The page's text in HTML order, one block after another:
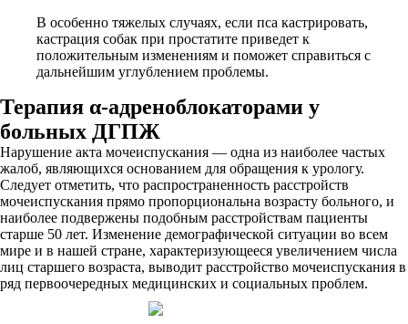
В особенно тяжелых случаях, если пса кастрировать,
кастрация собак при простатите приведет к
положительным изменениям и поможет справиться с
дальнейшим углублением проблемы.
Терапия α-адреноблокаторами у
больных ДГПЖ
Нарушение акта мочеиспускания — одна из наиболее частых
жалоб, являющихся основанием для обращения к урологу.
Следует отметить, что распространенность расстройств
мочеиспускания прямо пропорциональна возрасту больного, и
наиболее подвержены подобным расстройствам пациенты
старше 50 лет. Изменение демографической ситуации во всем
мире и в нашей стране, характеризующееся увеличением числа
лиц старшего возраста, выводит расстройство мочеиспускания в
ряд первоочередных медицинских и социальных проблем.